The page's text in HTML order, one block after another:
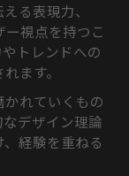
る表現力、
視点を持つこ
トレンドへの
ます。
れていくもの
デザイン理論
経験を重ねる